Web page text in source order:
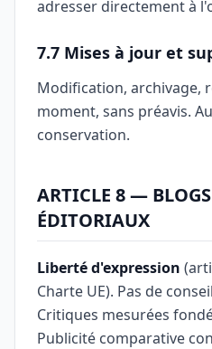
adresser directement à
7.7 Mises à jour et
Modification, archivage,
moment, sans préavis.
conservation.
ARTICLE 8 —
ÉDITORIAUX
Liberté d'expression
Charte UE). Pas de
Critiques mesurées
Publicité comparative